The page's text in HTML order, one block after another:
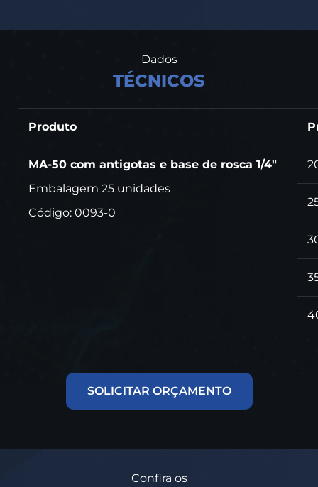
Dados
TÉCNICOS
Produto
MA-50 com antigotas e base de rosca 1/4"
Embalagem 25 unidades
Código: 0093-0
SOLICITAR ORÇAMENTO
Confira os